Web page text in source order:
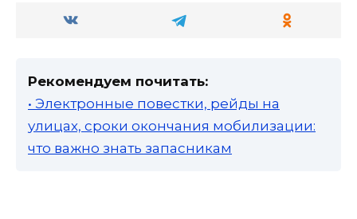
Рекомендуем почитать:
• Электронные повестки, рейды на
улицах, сроки окончания мобилизации:
что важно знать запасникам